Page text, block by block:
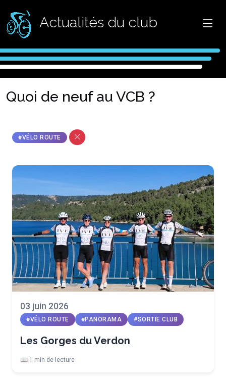
Actualités du club
Quoi de neuf au VCB ?
#VÉLO ROUTE
03 juin 2026
#VÉLO ROUTE #PANORAMA #SORTIE CLUB
Les Gorges du Verdon
📖 1 min de lecture